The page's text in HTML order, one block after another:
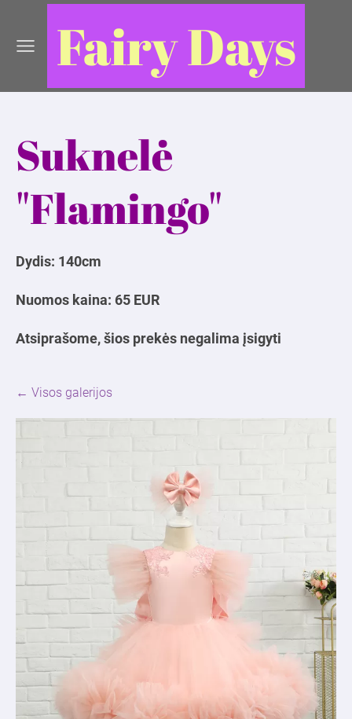
Fairy Days
Suknelė
"Flamingo"
Dydis: 140cm
Nuomos kaina: 65 EUR
Atsiprašome, šios prekės negalima įsigyti
Visos galerijos